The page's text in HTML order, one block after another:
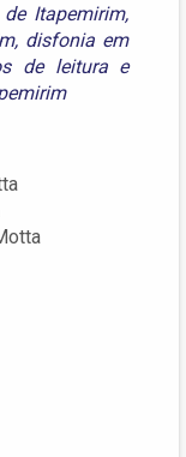
Itapemirim,
, disfonia em
de leitura e